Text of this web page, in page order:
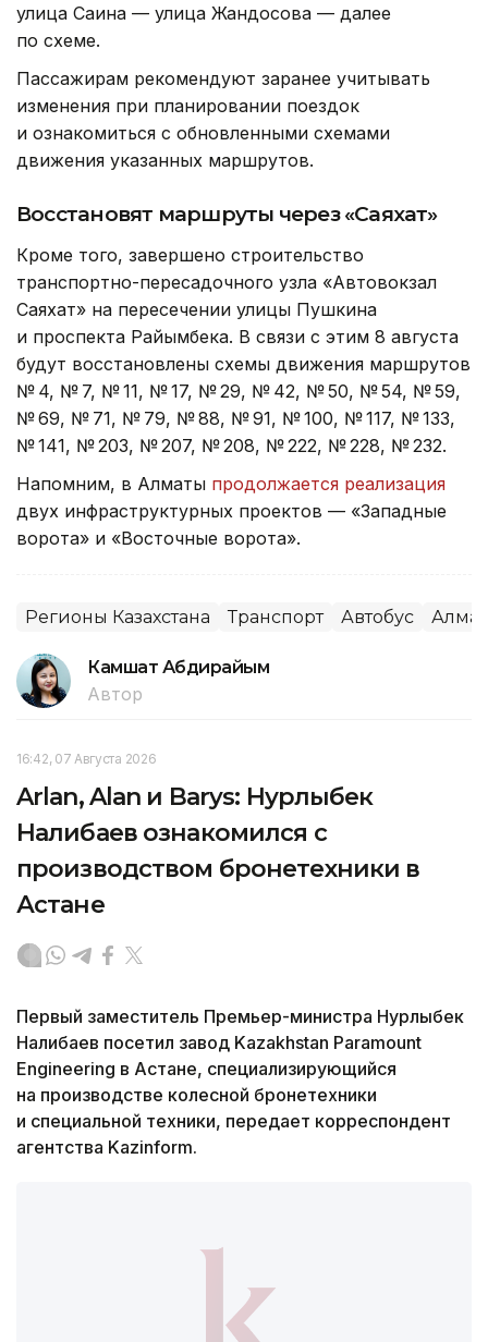
улица Саина — улица Жандосова — далее
по схеме.
Пассажирам рекомендуют заранее учитывать
изменения при планировании поездок
и ознакомиться с обновленными схемами
движения указанных маршрутов.
Восстановят маршруты через «Саяхат»
Кроме того, завершено строительство
транспортно-пересадочного узла «Автовокзал
Саяхат» на пересечении улицы Пушкина
и проспекта Райымбека. В связи с этим 8 августа
будут восстановлены схемы движения маршрутов
№ 4, № 7, № 11, № 17, № 29, № 42, № 50, № 54, № 59,
№ 69, № 71, № 79, № 88, № 91, № 100, № 117, № 133,
№ 141, № 203, № 207, № 208, № 222, № 228, № 232.
Напомним, в Алматы продолжается реализация
двух инфраструктурных проектов — «Западные
ворота» и «Восточные ворота».
Регионы Казахстана Транспорт Автобус
Камшат Абдирайым
Автор
16:42, 07 Августа 2026
Arlan, Alan и Barys: Нурлыбек
Налибаев ознакомился с
производством бронетехники в
Астане
Первый заместитель Премьер-министра Нурлыбек
Налибаев посетил завод Kazakhstan Paramount
Engineering в Астане, специализирующийся
на производстве колесной бронетехники
и специальной техники, передает корреспондент
агентства Kazinform.